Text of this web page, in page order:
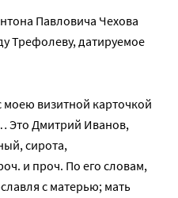
Павловича Чехова
Трефолеву, датируемое
моею визитной карточкой
Это Дмитрий Иванов,
сирота,
и проч. По его словам,
с матерью; мать